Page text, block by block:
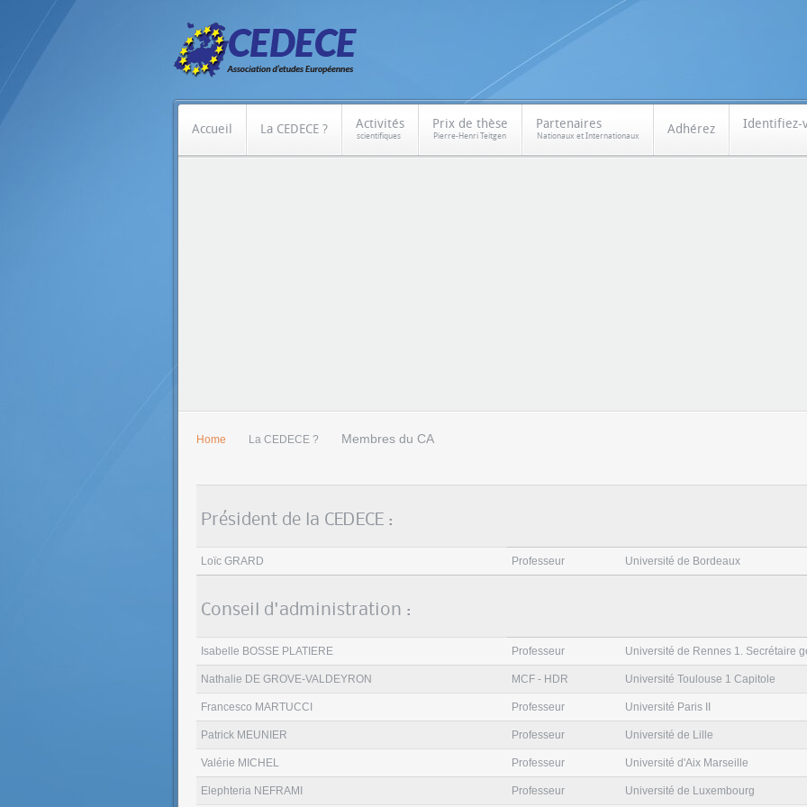
Accueil La CEDECE ? Activités
scientifiques
Prix de thèse
Pierre-Henri Teitgen
Partenaires
Nationaux et Internationaux Adhérez Identifiez-
Home La CEDECE ? Membres du CA
Président de la CEDECE :
Loïc GRARD Professeur Université de Bordeaux
Conseil d'administration :
Isabelle BOSSE PLATIERE Professeur Université de Rennes 1. Secrétaire
Nathalie DE GROVE-VALDEYRON MCF - HDR Université Toulouse 1 Capitole
Francesco MARTUCCI Professeur Université Paris II
Patrick MEUNIER Professeur Université de Lille
Valérie MICHEL Professeur Université d'Aix Marseille
Elephteria NEFRAMI Professeur Université de Luxembourg